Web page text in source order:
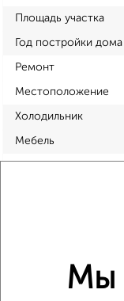
Площадь участка
Год постройки дома
Ремонт
Местоположение
Холодильник
Мебель
Стиральная машина
Кондиционер
Можно с детьми
Мы